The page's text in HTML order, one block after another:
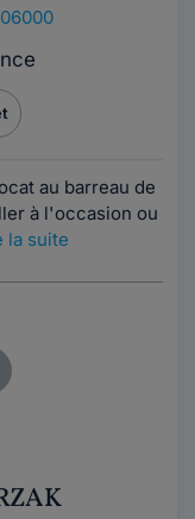
au barreau de
à l'occasion ou
la suite